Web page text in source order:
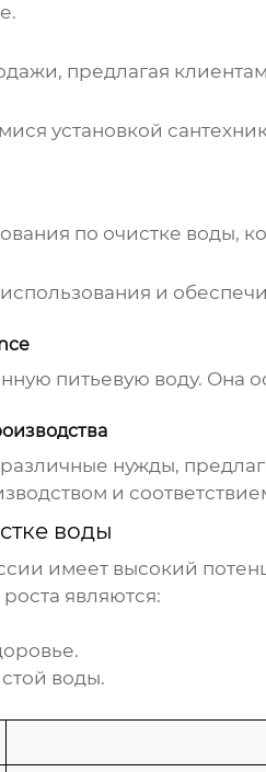
предлагая
установкой
по очистке воды,
и
питьевую воду.
нужды,
и
воды
имеет высокий
являются:
воды.